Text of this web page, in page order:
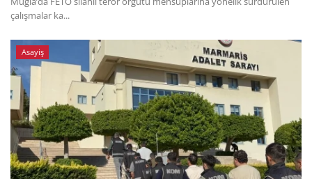
Kültür Sanat Tarih
Sağlık
Ekonomi
Gündem
Dünya
çalışmalar ka...
Asayiş